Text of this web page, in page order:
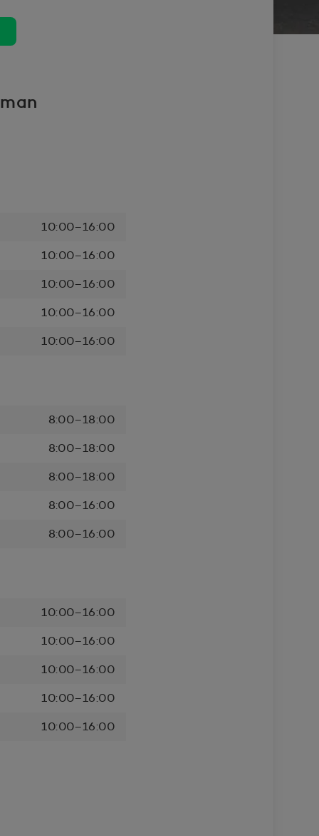
ikkunaan.
10:00–16:00
10:00–16:00
10:00–16:00
10:00–16:00
10:00–16:00
8:00–18:00
8:00–18:00
8:00–18:00
8:00–16:00
8:00–16:00
10:00–16:00
10:00–16:00
10:00–16:00
10:00–16:00
10:00–16:00